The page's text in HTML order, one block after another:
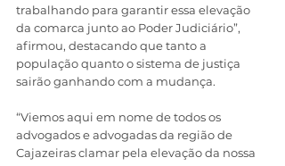
trabalhando para garantir essa elevação
da comarca junto ao Poder Judiciário”,
afirmou, destacando que tanto a
população quanto o sistema de justiça
sairão ganhando com a mudança.
“Viemos aqui em nome de todos os
advogados e advogadas da região de
Cajazeiras clamar pela elevação da nossa